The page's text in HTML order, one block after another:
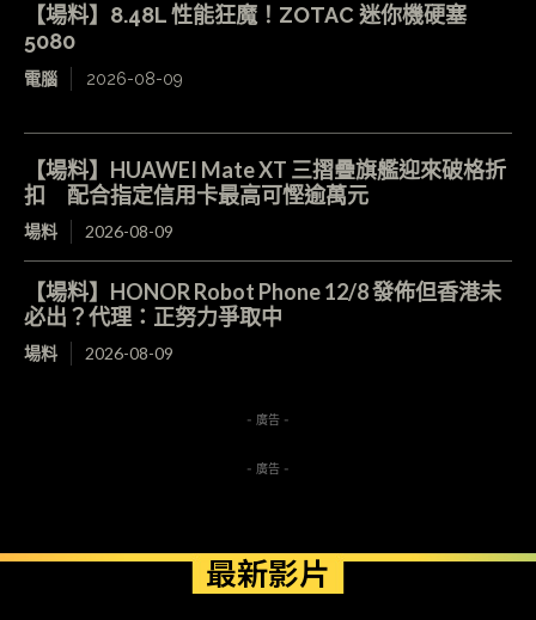
【場料】8.48L 性能狂魔！ZOTAC 迷你機硬塞
5080
電腦 2026-08-09
【場料】HUAWEI Mate XT 三摺疊旗艦迎來破格折
扣 配合指定信用卡最高可慳逾萬元
場料 2026-08-09
【場料】HONOR Robot Phone 12/8 發佈但香港未
必出？代理：正努力爭取中
場料 2026-08-09
- 廣告 -
- 廣告 -
最新影片